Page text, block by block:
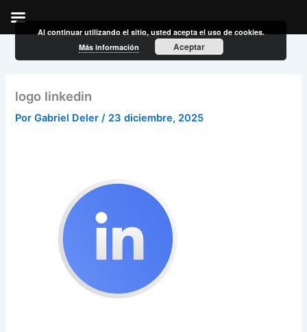
logo linkedin
PorGabriel Deler/ 23 diciembre, 2025
Al continuar utilizando el sitio, usted acepta el uso de cookies.
Más información
Aceptar